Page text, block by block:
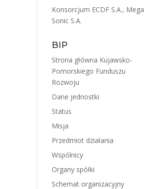
Konsorcjum ECDF S.A., Mega
Sonic S.A.
BIP
Strona główna Kujawsko-
Pomorskiego Funduszu
Rozwoju
Dane jednostki
Status
Misja
Przedmiot działania
Wspólnicy
Organy spółki
Schemat organizacyjny